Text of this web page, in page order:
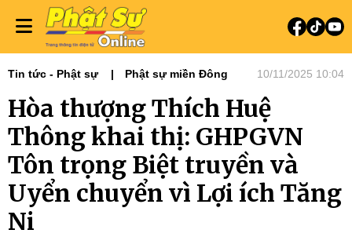
Tin tức - Phật sự Phật sự miền Đông 10/11/2025 10:04
Hòa thượng Thích Huệ
Thông khai thị: GHPGVN
Tôn trọng Biệt truyền và
Uyển chuyển vì Lợi ích Tăng
Ni